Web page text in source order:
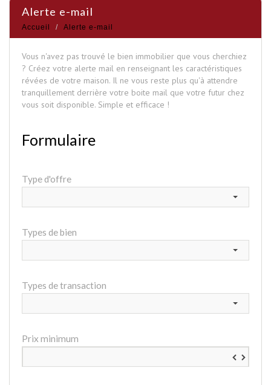
alerte e-mail
Accueil Alerte e-mail
Vous n'avez pas trouvé le bien immobilier que vous cherchiez
? Créez votre alerte mail en renseignant les caractéristiques
révées de votre maison. Il ne vous reste plus qu'à attendre
tranquillement derrière votre boite mail que votre futur chez
vous soit disponible. Simple et efficace !
Formulaire
Type d'offre
Types de bien
Types de transaction
Prix minimum
▼